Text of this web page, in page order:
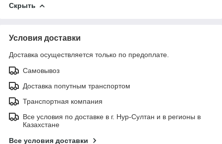
Скрыть
Условия доставки
Доставка осуществляется только по предоплате.
Самовывоз
Доставка попутным транспортом
Транспортная компания
Все условия по доставке в г. Нур-Султан и в регионы в
Казахстане
Все условия доставки